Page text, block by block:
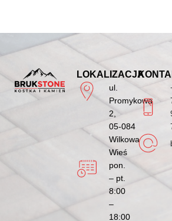
LOKALIZACJA
ul.
Promykowa
2,
05-084
Wilkowa
Wieś
pon.
– pt.
8:00
–
18:00